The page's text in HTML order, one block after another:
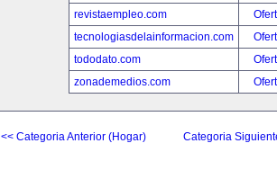
revistaempleo.com
tecnologiasdelainformacion.com
tododato.com
zonademedios.com
<< Categoria Anterior (Hogar) Categoria